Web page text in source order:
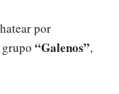
por
“Galenos”,